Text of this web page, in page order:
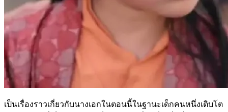
เป็นเรื่องราวเกี่ยวกับนางเอกในตอนนี้ในฐานะเด็กคนหนึ่งเติบโต